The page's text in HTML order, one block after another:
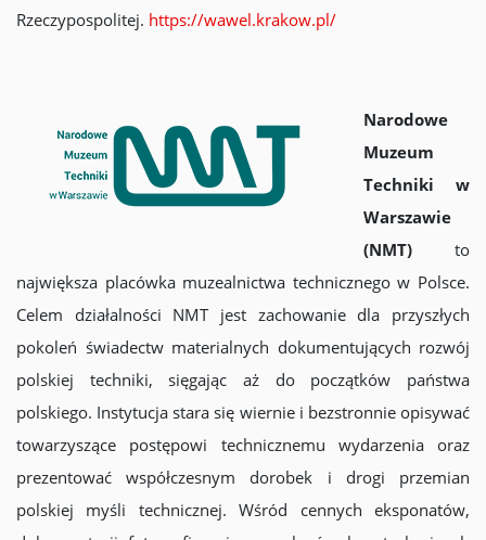
Rzeczypospolitej. https://wawel.krakow.pl/
Narodowe
Muzeum
Techniki w
Warszawie
(NMT) to
największa placówka muzealnictwa technicznego w Polsce.
Celem działalności NMT jest zachowanie dla przyszłych
pokoleń świadectw materialnych dokumentujących rozwój
polskiej techniki, sięgając aż do początków państwa
polskiego. Instytucja stara się wiernie i bezstronnie opisywać
towarzyszące postępowi technicznemu wydarzenia oraz
prezentować współczesnym dorobek i drogi przemian
polskiej myśli technicznej. Wśród cennych eksponatów,